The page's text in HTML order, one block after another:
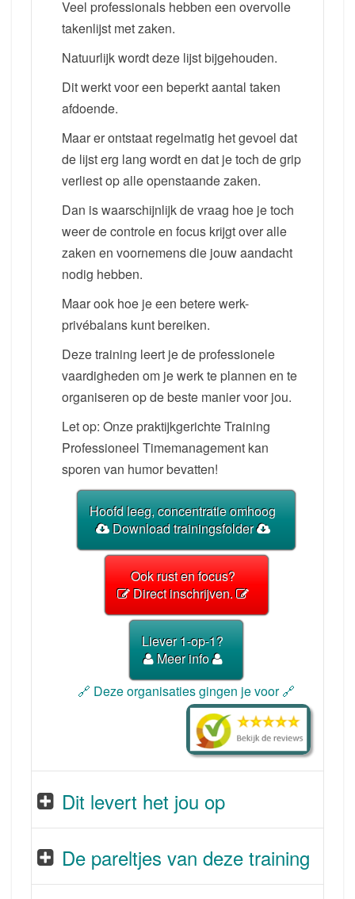
Veel professionals hebben een overvolle
takenlijst met zaken.
Natuurlijk wordt deze lijst bijgehouden.
Dit werkt voor een beperkt aantal taken
afdoende.
Maar er ontstaat regelmatig het gevoel dat
de lijst erg lang wordt en dat je toch de grip
verliest op alle openstaande zaken.
Dan is waarschijnlijk de vraag hoe je toch
weer de controle en focus krijgt over alle
zaken en voornemens die jouw aandacht
nodig hebben.
Maar ook hoe je een betere werk-
privébalans kunt bereiken.
Deze training leert je de professionele
vaardigheden om je werk te plannen en te
organiseren op de beste manier voor jou.
Let op: Onze praktijkgerichte Training
Professioneel Timemanagement kan
sporen van humor bevatten!
Hoofd leeg, concentratie omhoog
Download trainingsfolder
Ook rust en focus?
Direct inschrijven.
Liever 1-op-1?
Meer info
🔗 Deze organisaties gingen je voor 🔗
Dit levert het jou op
De pareltjes van deze training